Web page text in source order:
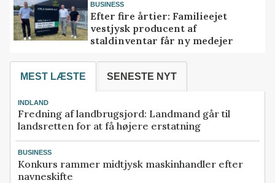
BUSINESS
Efter fire årtier: Familieejet
vestjysk producent af
staldinventar får ny medejer
MEST LÆSTE SENESTE NYT
INDLAND
Fredning af landbrugsjord: Landmand går til
landsretten for at få højere erstatning
BUSINESS
Konkurs rammer midtjysk maskinhandler efter
navneskifte